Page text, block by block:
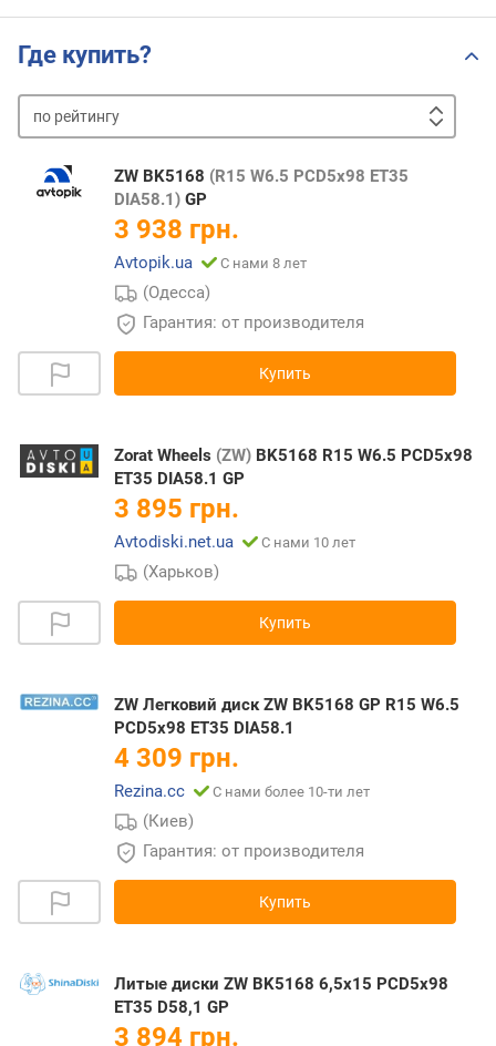
Где купить?
по
рейтингу от
дорогим
ZW BK5168 (R15 W6.5 PCD5x98 ET35
DIA58.1) GP
3 938 грн.
Avtopik.ua С нами 8 лет
(Одесса)
Гарантия: от производителя
Купить
Zorat Wheels (ZW) BK5168 R15 W6.5 PCD5x98
ET35 DIA58.1 GP
3 895 грн.
Avtodiski.net.ua С нами 10 лет
(Харьков)
Купить
ZW Легковий диск ZW BK5168 GP R15 W6.5
PCD5x98 ET35 DIA58.1
4 309 грн.
Rezina.cc С нами более 10-ти лет
(Киев)
Гарантия: от производителя
Купить
Литые диски ZW BK5168 6,5x15 PCD5x98
ET35 D58,1 GP
3 894 грн.